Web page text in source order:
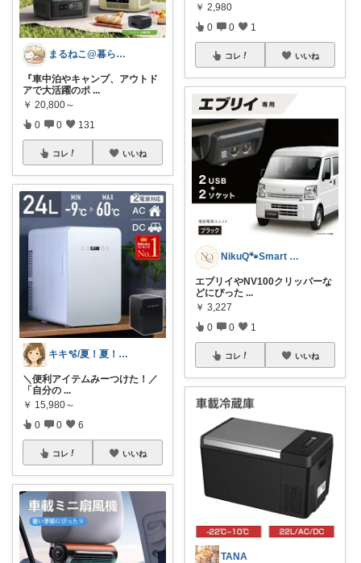
まるねこ@暮らしと子育て🐈️🌸
『車中泊やキャンプ、アウトド
アで大活躍のポ ...
￥ 20,800～
0 0 131
コレ いいね
キキ🫧/夏！夏！夏！サマーアイテム🌻
＼便利アイテムみーつけた！／
「自分の ...
￥ 15,980～
0 0 6
コレ いいね
￥ 2,980
0 0 1
コレ いいね
NikuQ🐾Smart Choice
エブリイやNV100クリッパーな
どにぴった ...
￥ 3,227
0 0 1
コレ いいね
TANA